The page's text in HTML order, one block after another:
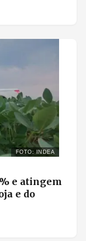
FOTO: INDEA
e atingem
e do